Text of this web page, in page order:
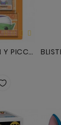
BITTY POP GOHAN Y PICCOLO